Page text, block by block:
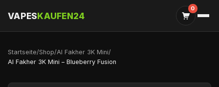
VAPESKAUFEN24
0
Startseite/Shop/Al Fakher 3K Mini/
Al Fakher 3K Mini – Blueberry Fusion